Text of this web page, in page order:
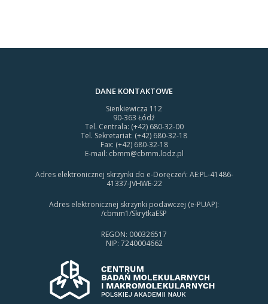
DANE KONTAKTOWE
Sienkiewicza 112
90-363 Łódź
Tel. Centrala: (+42) 680-32-00
Tel. Sekretariat: (+42) 680-32-18
Fax: (+42) 680-32-18
E-mail: cbmm@cbmm.lodz.pl
Adres elektronicznej skrzynki do e-Doręczeń: AE:PL-41486-
41337-JVHWE-22
Adres elektronicznej skrzynki podawczej (e-PUAP):
/cbmm1/SkrytkaESP
REGON: 000326517
NIP: 7240004662